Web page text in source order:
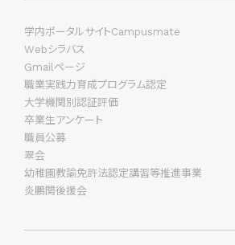
学内ポータルサイトCampusmate
Webシラバス
Gmailページ
職業実践力育成プログラム認定
大学機関別認証評価
卒業生アンケート
職員公募
翠会
幼稚園教諭免許法認定講習等推進事業
炎鵬関後援会